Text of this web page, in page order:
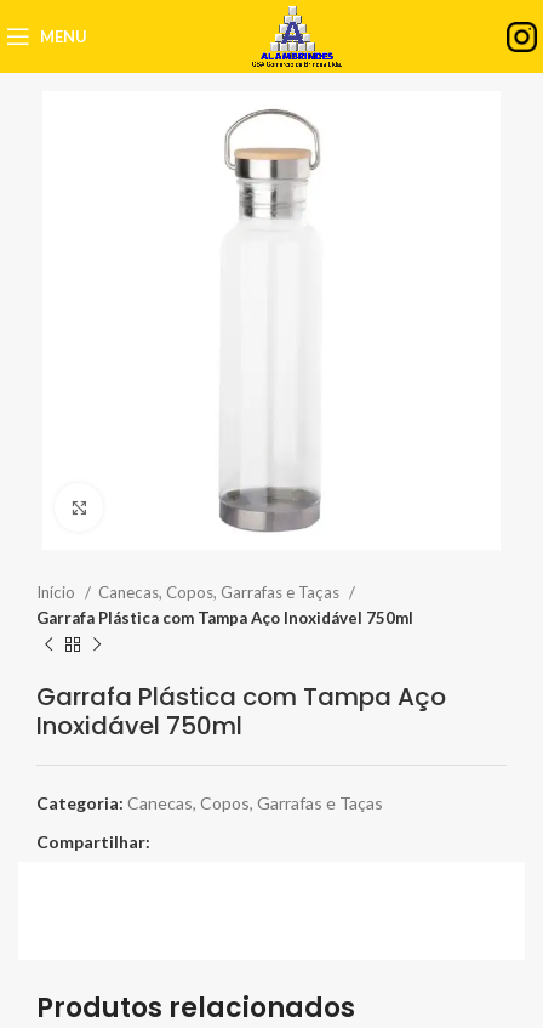
MENU
Clique para ampliar
Início
Canecas, Copos, Garrafas e Taças
Garrafa Plástica com Tampa Aço Inoxidável 750ml
Garrafa Plástica com Tampa Aço
Inoxidável 750ml
Categoria: Canecas, Copos, Garrafas e Taças
Compartilhar:
Produtos relacionados